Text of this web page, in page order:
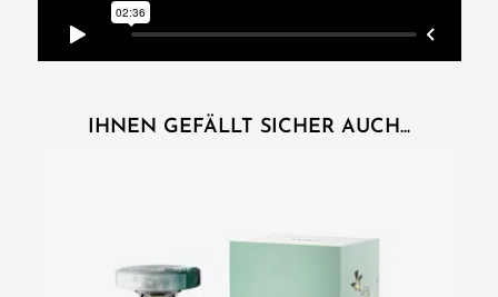
IHNEN GEFÄLLT SICHER AUCH...